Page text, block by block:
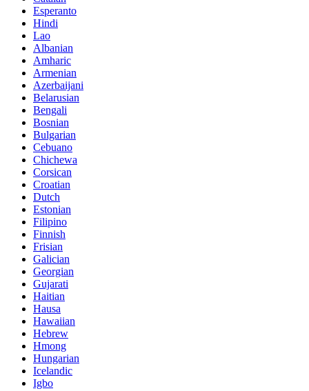
Esperanto
Hindi
Lao
Albanian
Amharic
Armenian
Azerbaijani
Belarusian
Bengali
Bosnian
Bulgarian
Cebuano
Chichewa
Corsican
Croatian
Dutch
Estonian
Filipino
Finnish
Frisian
Galician
Georgian
Gujarati
Haitian
Hausa
Hawaiian
Hebrew
Hmong
Hungarian
Icelandic
Igbo